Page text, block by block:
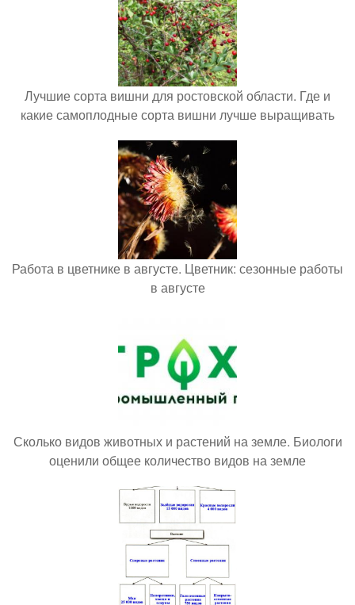
Лучшие сорта вишни для ростовской области. Где и
какие самоплодные сорта вишни лучше выращивать
Работа в цветнике в августе. Цветник: сезонные работы
в августе
Сколько видов животных и растений на земле. Биологи
оценили общее количество видов на земле